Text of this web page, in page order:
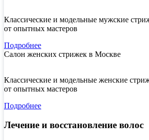
Классические и модельные мужские
от опытных мастеров
Подробнее
Салон женских стрижек в Москве
Классические и модельные женские
от опытных мастеров
Подробнее
Лечение и восстановление волос